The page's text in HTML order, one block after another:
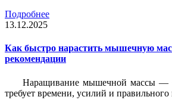
Подробнее
13.12.2025
Как быстро нарастить мышечную
рекомендации
Наращивание мышечной массы —
требует времени, усилий и правильного